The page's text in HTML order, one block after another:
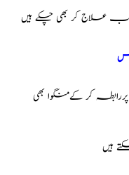
علاج کر بھی چکے ہیں
کر کےمنگوا بھی
ہیں